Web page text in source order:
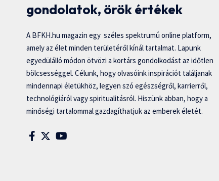
gondolatok, örök értékek
A BFKH.hu magazin egy széles spektrumú online platform,
amely az élet minden területéről kínál tartalmat. Lapunk
egyedülálló módon ötvözi a kortárs gondolkodást az időtlen
bölcsességgel. Célunk, hogy olvasóink inspirációt találjanak
mindennapi életükhöz, legyen szó egészségről, karrierről,
technológiáról vagy spiritualitásról. Hiszünk abban, hogy a
minőségi tartalommal gazdagíthatjuk az emberek életét.